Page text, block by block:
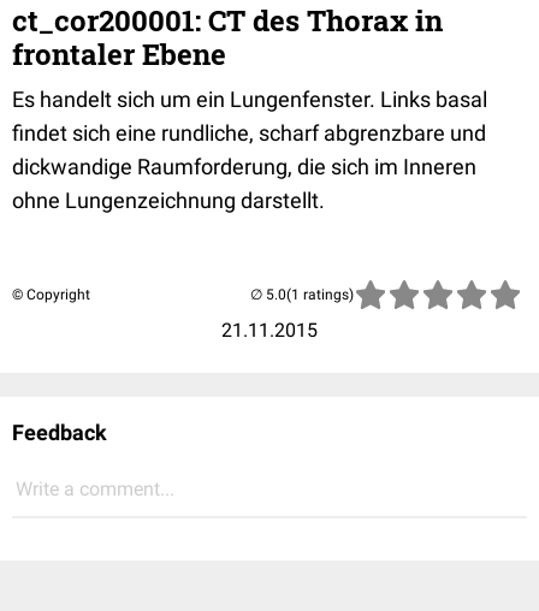
ct_cor200001: CT des Thorax in
frontaler Ebene
Es handelt sich um ein Lungenfenster. Links basal
findet sich eine rundliche, scharf abgrenzbare und
dickwandige Raumforderung, die sich im Inneren
ohne Lungenzeichnung darstellt.
© Copyright
21.11.2015
(1 ratings)
Feedback
Write a comment...